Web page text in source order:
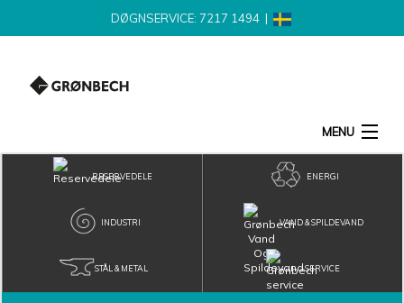
DØGNSERVICE: 7217 1494|
MENU
SØG
PRODUKTER
NYHEDER
RESERVEDELE ENERGI
INDUSTRI VAND & SPILDEVAND
STÅL & METAL SERVICE